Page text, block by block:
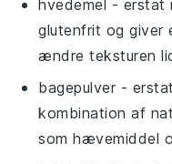
hvedemel - erstat
glutenfrit og giver
ændre teksturen
bagepulver -
kombination af
som hævemiddel